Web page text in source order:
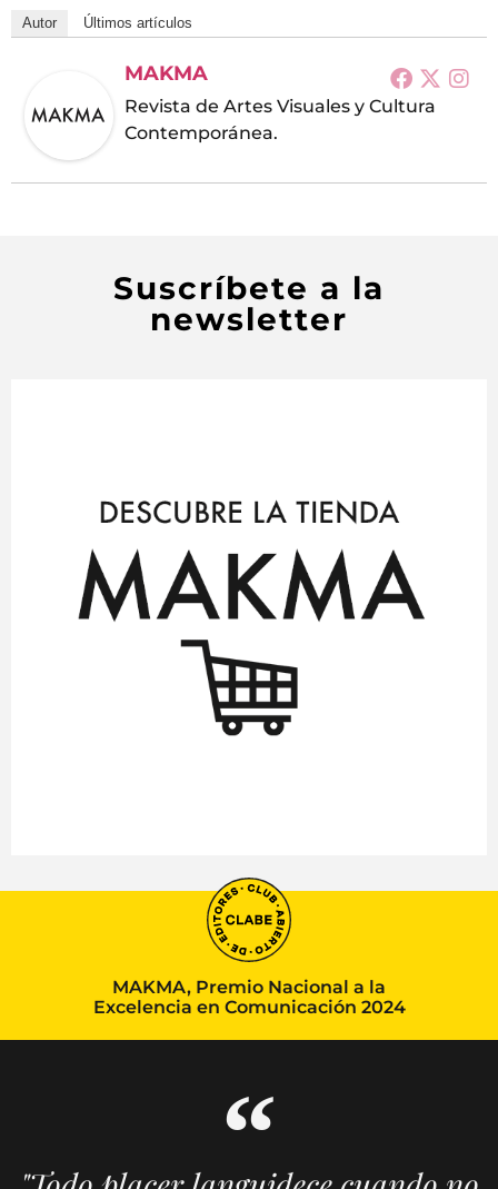
Autor Últimos artículos
MAKMA
Revista de Artes Visuales y Cultura
Contemporánea.
Suscríbete a la
newsletter
MAKMA, Premio Nacional a la
Excelencia en Comunicación 2024